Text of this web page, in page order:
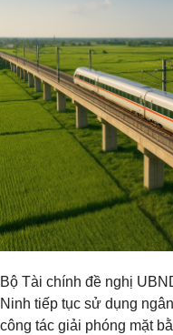
Bộ Tài chính đề nghị
Ninh tiếp tục sử dụng
công tác giải phóng mặt